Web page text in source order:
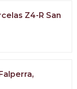
Z4-R San